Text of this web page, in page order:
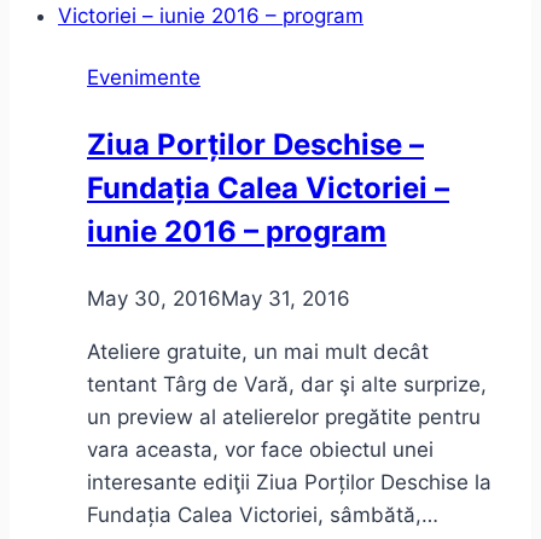
şi
aurului.
incomodă
Evenimente
Ziua Porților Deschise –
Fundația Calea Victoriei –
iunie 2016 – program
May 30, 2016May 31, 2016
Ateliere gratuite, un mai mult decât
tentant Târg de Vară, dar şi alte surprize,
un preview al atelierelor pregătite pentru
vara aceasta, vor face obiectul unei
interesante ediţii Ziua Porților Deschise la
Fundația Calea Victoriei, sâmbătă,…